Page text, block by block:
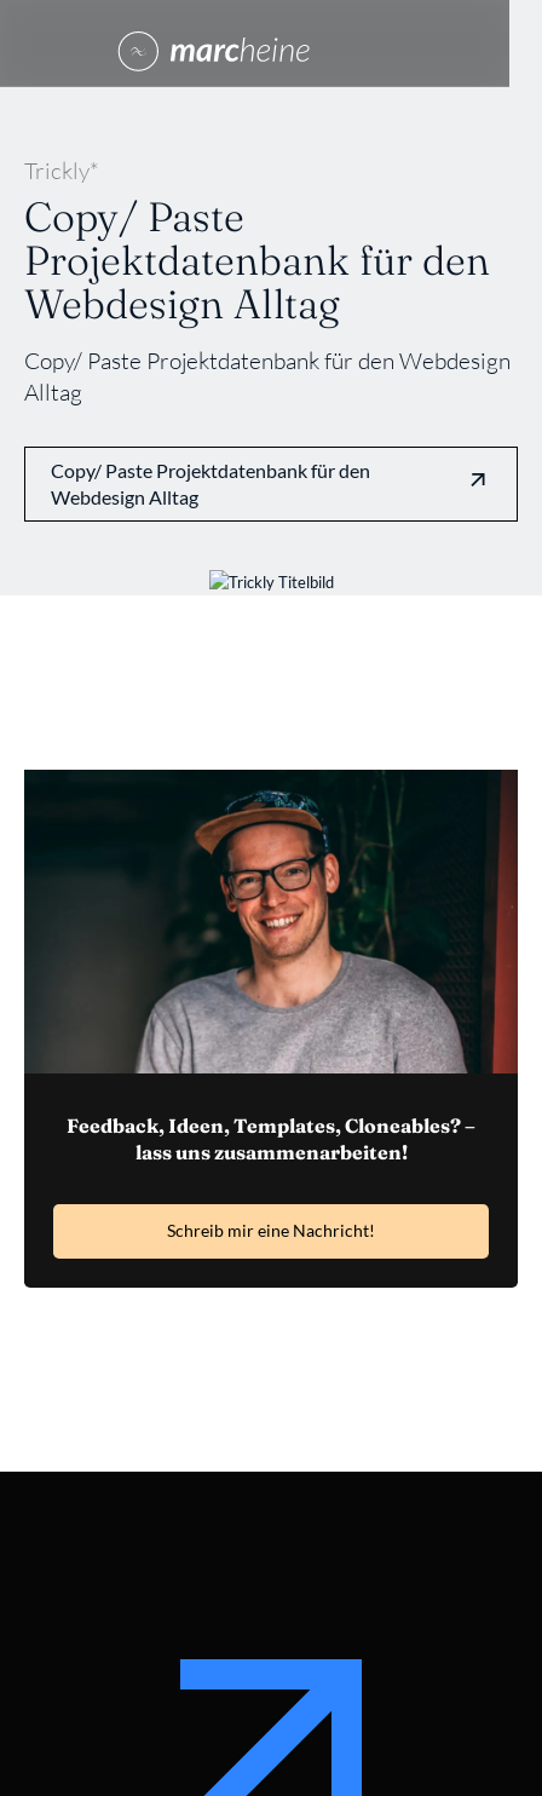
Trickly*
Copy/ Paste
Projektdatenbank für den
Webdesign Alltag
Copy/ Paste Projektdatenbank für den Webdesign
Alltag
Copy/ Paste Projektdatenbank für den
Webdesign Alltag
Feedback, Ideen, Templates, Cloneables? –
lass uns zusammenarbeiten!
Schreib mir eine Nachricht!